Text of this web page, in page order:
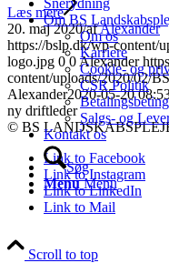
Snerydning
Om BS
Om os
Karriere
Cookie- og
CSR Politik
Salgs- og
Kontakt os
Søg
Menu Menu
Læs mere
20. maj 2020/afAlexander
https://bslp.dk/wp-content/
logo.jpg 0 0 Alexander
content/uploads/2020/02/
Alexander2020-05-20
ny driftleder
© BS
Link to Facebook
Link to Instagram
Link to LinkedIn
Link to Mail
Scroll to top